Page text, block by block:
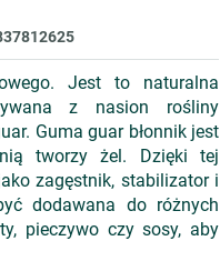
Jest to naturalna
z nasion rośliny
Guma guar błonnik jest
tworzy żel. Dzięki tej
zagęstnik, stabilizator i
dodawana do różnych
pieczywo czy sosy, aby